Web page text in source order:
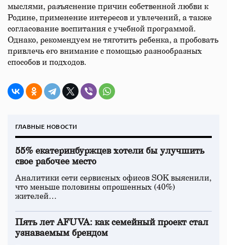
мыслями, разъяснение причин собственной любви к
Родине, применение интересов и увлечений, а также
согласование воспитания с учебной программой.
Однако, рекомендуем не тяготить ребенка, а пробовать
привлечь его внимание с помощью разнообразных
способов и подходов.
ГЛАВНЫЕ НОВОСТИ
55% екатеринбуржцев хотели бы улучшить
свое рабочее место
Аналитики сети сервисных офисов SOK выяснили,
что меньше половины опрошенных (40%)
жителей…
Пять лет AFUVA: как семейный проект стал
узнаваемым брендом